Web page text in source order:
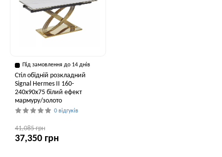
Під замовлення до 14 днів
Стіл обідній розкладний
Signal Hermes II 160-
240x90x75 білий ефект
мармуру/золото
0 відгуків
41,085 грн
37,350 грн